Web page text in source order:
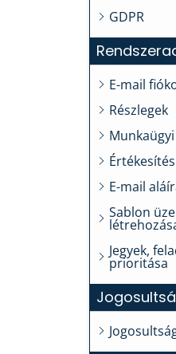
GDPR
E-mail
Részlegek
Értékesítés
E-mail
Sablon
Jegyek,
prioritása